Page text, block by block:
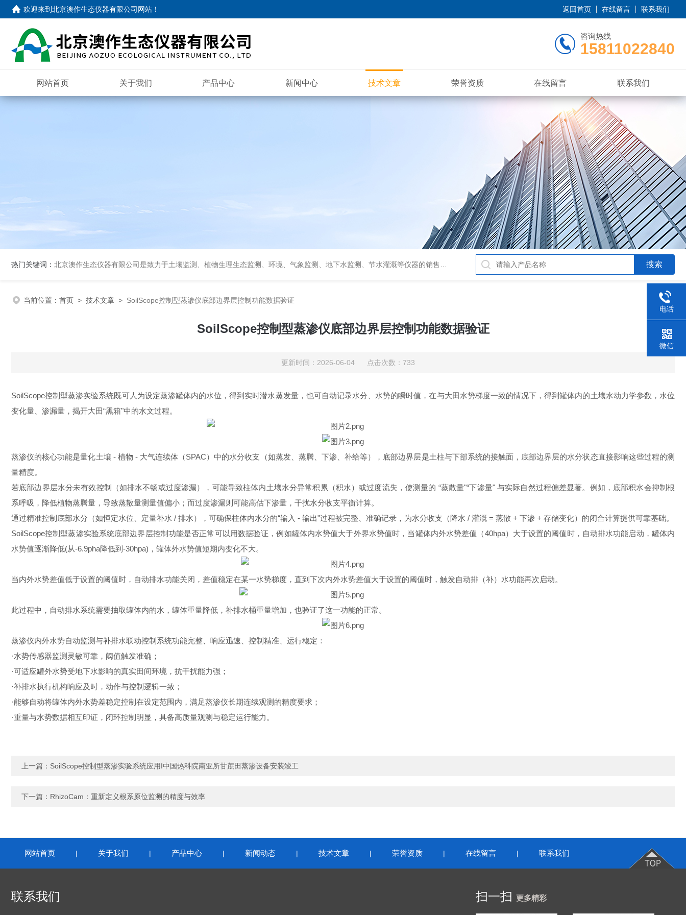
欢迎来到北京澳作生态仪器有限公司网站 ！ 返回首页 在线留言 联系我们
咨询热线
15811022840
网站首页 关于我们 产品中心 新闻中心 技术文章 荣誉资质 在线留言 联系我们
热门关键词： 北京澳作生态仪器有限公司是致力于土壤监测、植物生理生态监测、环境、气象监测、地下水监测、节水灌溉等仪器的销售和系统集成的专业公司
当前位置： 首页 > 技术文章 > SoilScope控制型蒸渗仪底部边界层控制功能数据验证
SoilScope控制型蒸渗仪底部边界层控制功能数据验证
更新时间：2026-06-04 点击次数：733
SoilScope控制型蒸渗实验系统既可人为设定蒸渗罐体内的水位，得到实时潜水蒸发量，也可自动记录水分、水势的瞬时值，在与大田水势梯度一致的情况下，得到罐体内的土壤水动力学参数，水位
变化量、渗漏量，揭开大田“黑箱"中的水文过程。
蒸渗仪的核心功能是量化土壤 - 植物 - 大气连续体（SPAC）中的水分收支（如蒸发、蒸腾、下渗、补给等），底部边界层是土柱与下部系统的接触面，底部边界层的水分状态直接影响这些过程的测
量精度。
若底部边界层水分未有效控制（如排水不畅或过度渗漏），可能导致柱体内土壤水分异常积累（积水）或过度流失，使测量的 “蒸散量"“下渗量" 与实际自然过程偏差显著。例如，底部积水会抑制根
系呼吸，降低植物蒸腾量，导致蒸散量测量值偏小；而过度渗漏则可能高估下渗量，干扰水分收支平衡计算。
通过精准控制底部水分（如恒定水位、定量补水 / 排水），可确保柱体内水分的“输入 - 输出"过程被完整、准确记录，为水分收支（降水 / 灌溉 = 蒸散 + 下渗 + 存储变化）的闭合计算提供可靠基础。
SoilScope控制型蒸渗实验系统底部边界层控制功能是否正常可以用数据验证，例如罐体内水势值大于外界水势值时，当罐体内外水势差值（40hpa）大于设置的阈值时，自动排水功能启动，罐体内
水势值逐渐降低(从-6.9pha降低到-30hpa)，罐体外水势值短期内变化不大。
当内外水势差值低于设置的阈值时，自动排水功能关闭，差值稳定在某一水势梯度，直到下次内外水势差值大于设置的阈值时，触发自动排（补）水功能再次启动。
此过程中，自动排水系统需要抽取罐体内的水，罐体重量降低，补排水桶重量增加，也验证了这一功能的正常。
蒸渗仪内外水势自动监测与补排水联动控制系统功能完整、响应迅速、控制精准、运行稳定：
·水势传感器监测灵敏可靠，阈值触发准确；
·可适应罐外水势受地下水影响的真实田间环境，抗干扰能力强；
·补排水执行机构响应及时，动作与控制逻辑一致；
·能够自动将罐体内外水势差稳定控制在设定范围内，满足蒸渗仪长期连续观测的精度要求；
·重量与水势数据相互印证，闭环控制明显，具备高质量观测与稳定运行能力。
上一篇： SoilScope控制型蒸渗实验系统应用I中国热科院南亚所甘蔗田蒸渗设备安装竣工
下一篇： RhizoCam：重新定义根系原位监测的精度与效率
网站首页 | 关于我们 | 产品中心 | 新闻动态 | 技术文章 | 荣誉资质 | 在线留言 | 联系我们
联系我们 扫一扫 更多精彩
电话
微信